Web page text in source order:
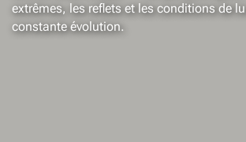
extrêmes, les reflets et les conditions de
constante évolution.